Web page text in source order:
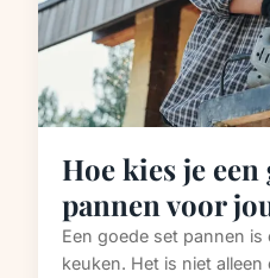
Hoe kies je een
pannen voor
Een goede set pannen is
keuken. Het is niet